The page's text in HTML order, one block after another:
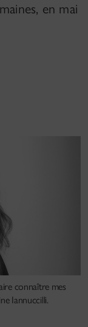
en mai
connaître mes
Iannuccilli.